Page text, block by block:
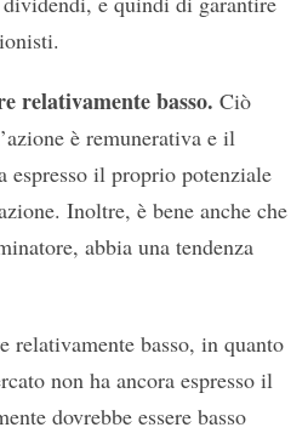
relativamente basso. Ciò
è remunerativa e il
espresso il proprio potenziale
Inoltre, è bene anche che
abbia una tendenza
relativamente basso, in quanto
non ha ancora espresso il
dovrebbe essere basso